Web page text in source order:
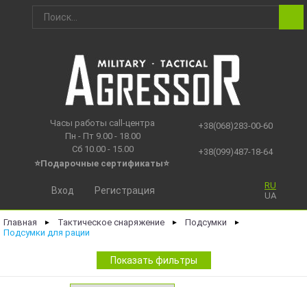
Часы работы call-центра
Пн - Пт 9.00 - 18.00
Сб 10.00 - 15.00
⭐Подарочные сертификаты⭐
+38(068)283-00-60
+38(099)487-18-64
RU
UA
Вход Регистрация
Главная ► Тактическое снаряжение ► Подсумки ►
Подсумки для рации
Показать фильтры